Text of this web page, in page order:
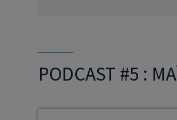
PODCAST #5 :